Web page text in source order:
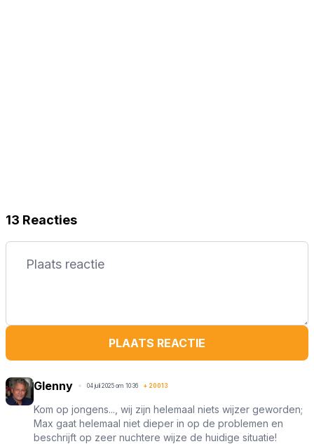
13 Reacties
PLAATS REACTIE
Glenny 04 juli 2025 om 10:36 + 20013
Kom op jongens..., wij zijn helemaal niets wijzer geworden;
Max gaat helemaal niet dieper in op de problemen en
beschrijft op zeer nuchtere wijze de huidige situatie!